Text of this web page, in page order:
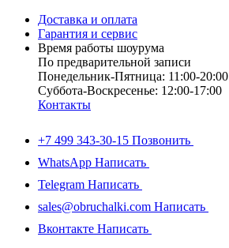
Доставка и оплата
Гарантия и сервис
Время работы шоурума
По предварительной записи
Понедельник-Пятница: 11:00-20:00
Суббота-Bоcкресенье: 12:00-17:00
Контакты
+7 499 343-30-15 Позвонить
WhatsApp Написать
Telegram Написать
sales@obruchalki.com Написать
Вконтакте Написать